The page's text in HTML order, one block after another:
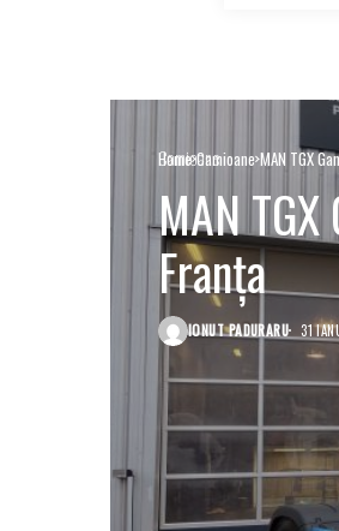
Home Camioane MAN TGX
Camioane
MAN
Franța
IONUT PADURARU 31